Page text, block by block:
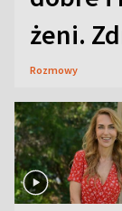
żeni.
Rozmowy